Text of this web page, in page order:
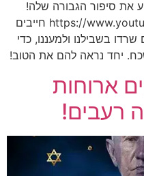
את סיפור הגבורה שלה!
https://www.youtube.com/watch?v=V11hlo0i_Tc חייבים
שרדו בשבילנו ולמעננו, כדי
יחד נראה להם את הטוב!
ארוחות
רעבים!